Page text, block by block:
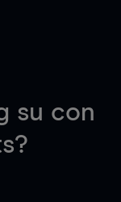
su con